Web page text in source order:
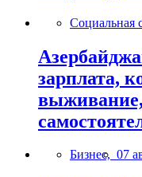
Социальная
зарплата,
Бизнес, 07